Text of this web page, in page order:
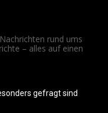
rund ums
– alles auf einen
gefragt sind